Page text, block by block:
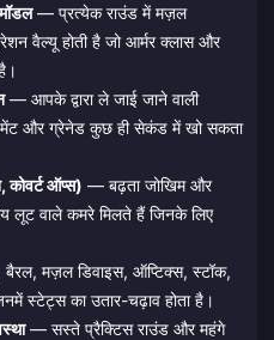
— प्रत्येक राउंड में मज़ल
वैल्यू होती है जो आर्मर क्लास और
— आपके द्वारा ले जाई जाने वाली
और ग्रेनेड कुछ ही सेकंड में खो सकता
कोवर्ट ऑप्स) — बढ़ता जोखिम और
लूट वाले कमरे मिलते हैं जिनके लिए
मज़ल डिवाइस, ऑप्टिक्स, स्टॉक,
स्टेट्स का उतार-चढ़ाव होता है।
— सस्ते प्रैक्टिस राउंड और महंगे